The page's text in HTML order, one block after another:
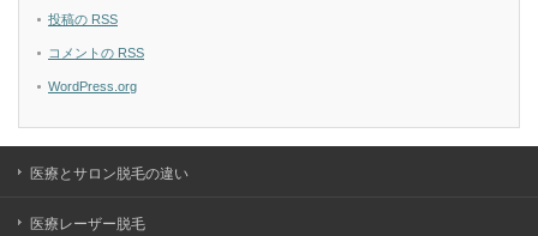
投稿の RSS
コメントの RSS
WordPress.org
医療とサロン脱毛の違い
医療レーザー脱毛